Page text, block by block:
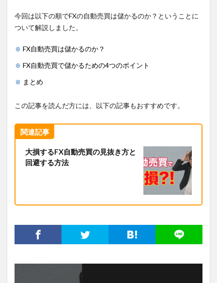
今回は以下の順でFXの自動売買は儲かるのか？ということに
ついて解説しました。
FX自動売買は儲かるのか？
FX自動売買で儲かるための4つのポイント
まとめ
この記事を読んだ方には、以下の記事もおすすめです。
関連記事
大損するFX自動売買の見抜き方と
回避する方法